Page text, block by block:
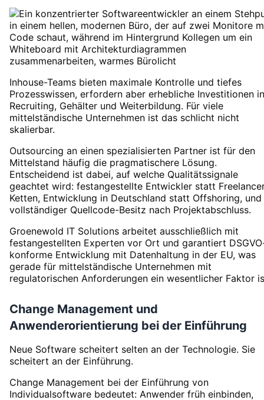
Inhouse-Teams bieten maximale Kontrolle und tiefes
Prozesswissen, erfordern aber erhebliche Investitionen in
Recruiting, Gehälter und Weiterbildung. Für viele
mittelständische Unternehmen ist das schlicht nicht
skalierbar.
Outsourcing an einen spezialisierten Partner ist für den
Mittelstand häufig die pragmatischere Lösung.
Entscheidend ist dabei, auf welche Qualitätssignale
geachtet wird: festangestellte Entwickler statt
Ketten, Entwicklung in Deutschland statt Offshoring, und
vollständiger Quellcode-Besitz nach Projektabschluss.
Groenewold IT Solutions arbeitet ausschließlich mit
festangestellten Experten vor Ort und garantiert
konforme Entwicklung mit Datenhaltung in der EU, was
gerade für mittelständische Unternehmen mit
regulatorischen Anforderungen ein wesentlicher Faktor
Change Management und
Anwenderorientierung bei der Einführung
Neue Software scheitert selten an der Technologie. Sie
scheitert an der Einführung.
Change Management bei der Einführung von
Individualsoftware bedeutet: Anwender früh einbinden,